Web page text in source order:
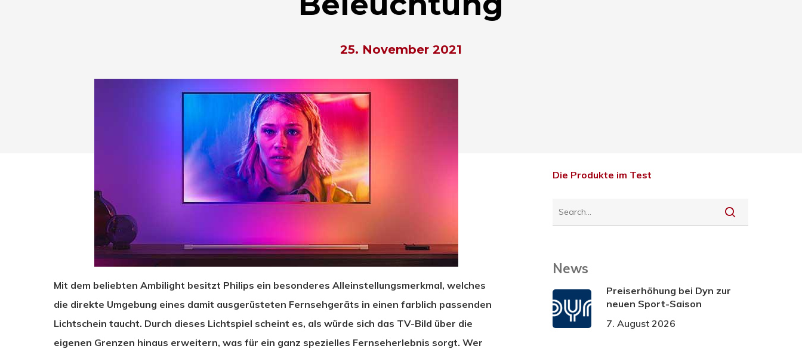
Drücken Sie Enter zum Suchen oder ESC zum Schließen.
25. November 2021
Mit dem beliebten Ambilight besitzt Philips ein besonderes Alleinstellungsmerkmal, welches
die direkte Umgebung eines damit ausgerüsteten Fernsehgeräts in einen farblich passenden
Lichtschein taucht. Durch dieses Lichtspiel scheint es, als würde sich das TV-Bild über die
eigenen Grenzen hinaus erweitern, was für ein ganz spezielles Fernseherlebnis sorgt. Wer
Die Produkte im Test
News
Preiserhöhung bei Dyn zur
neuen Sport-Saison
7. August 2026